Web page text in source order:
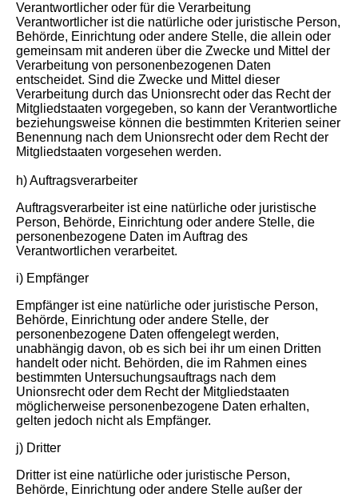
Verantwortlicher oder für die Verarbeitung
Verantwortlicher ist die natürliche oder juristische Person,
Behörde, Einrichtung oder andere Stelle, die allein oder
gemeinsam mit anderen über die Zwecke und Mittel der
Verarbeitung von personenbezogenen Daten
entscheidet. Sind die Zwecke und Mittel dieser
Verarbeitung durch das Unionsrecht oder das Recht der
Mitgliedstaaten vorgegeben, so kann der Verantwortliche
beziehungsweise können die bestimmten Kriterien seiner
Benennung nach dem Unionsrecht oder dem Recht der
Mitgliedstaaten vorgesehen werden.
h) Auftragsverarbeiter
Auftragsverarbeiter ist eine natürliche oder juristische
Person, Behörde, Einrichtung oder andere Stelle, die
personenbezogene Daten im Auftrag des
Verantwortlichen verarbeitet.
i) Empfänger
Empfänger ist eine natürliche oder juristische Person,
Behörde, Einrichtung oder andere Stelle, der
personenbezogene Daten offengelegt werden,
unabhängig davon, ob es sich bei ihr um einen Dritten
handelt oder nicht. Behörden, die im Rahmen eines
bestimmten Untersuchungsauftrags nach dem
Unionsrecht oder dem Recht der Mitgliedstaaten
möglicherweise personenbezogene Daten erhalten,
gelten jedoch nicht als Empfänger.
j) Dritter
Dritter ist eine natürliche oder juristische Person,
Behörde, Einrichtung oder andere Stelle außer der